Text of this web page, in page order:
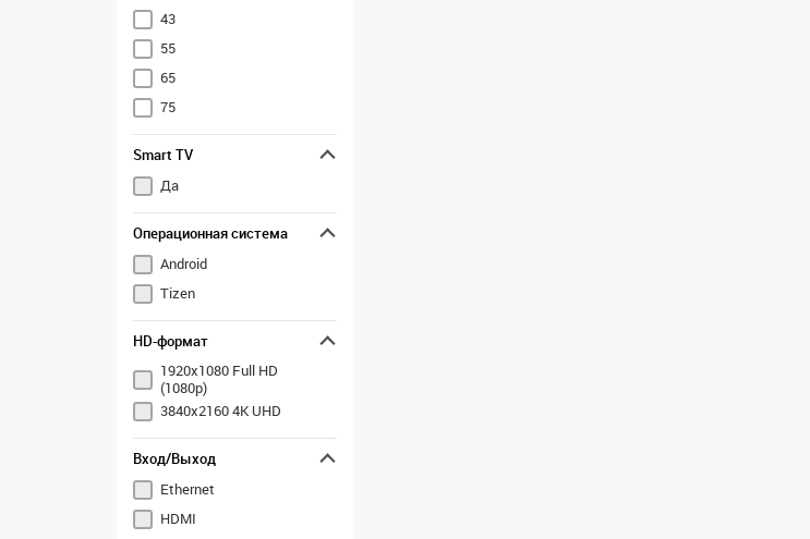
43
55
65
75
Smart TV
Да
Операционная система
Android
Tizen
HD-формат
1920x1080 Full HD
(1080p)
3840x2160 4K UHD
Вход/Выход
Ethernet
HDMI